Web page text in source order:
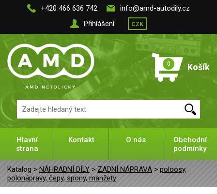
+420 466 636 742
info@amd-autodily.cz
Přihlášení
CZK
0 Košík
Hlavní
strana
Kontakt O nás
Obchodní
podmínky
Katalog > NÁHRADNÍ DÍLY > ZADNÍ NÁPRAVA > poloosy,
polonápravy, čepy, spony, manžety